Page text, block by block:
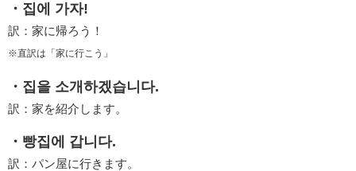
・집에 가자!
訳：家に帰ろう！
※直訳は「家に行こう」
・집을 소개하겠습니다.
訳：家を紹介します。
・빵집에 갑니다.
訳：パン屋に行きます。